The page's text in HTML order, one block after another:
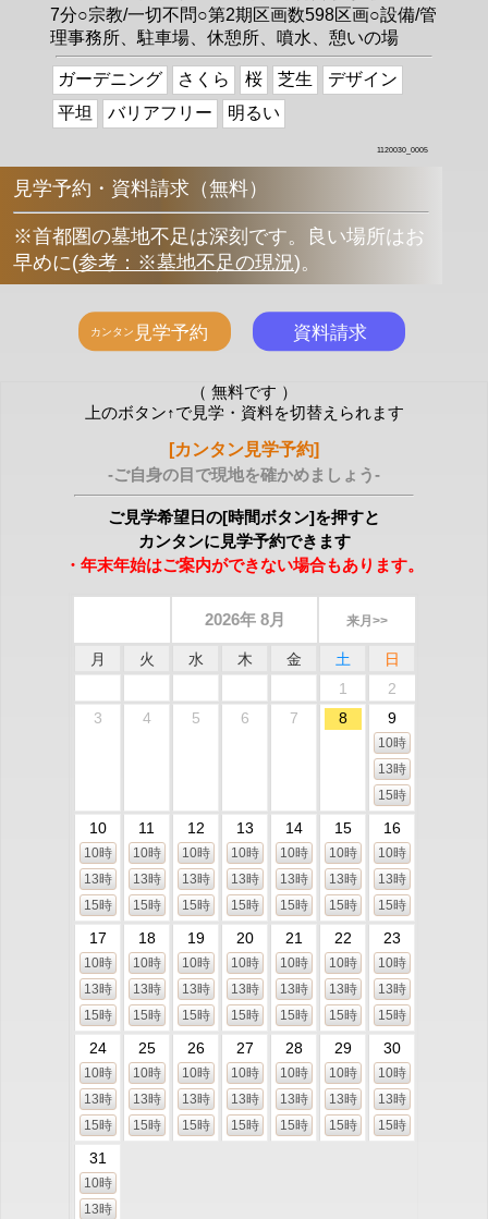
7分○宗教/一切不問○第2期区画数598区画○設備/管
理事務所、駐車場、休憩所、噴水、憩いの場
ガーデニング さくら 桜 芝生
デザイン
平坦
バリアフリー 明るい
1120030_0005
見学予約・資料請求（無料）
※首都圏の墓地不足は深刻です。良い場所はお
早めに(参考：※墓地不足の現況)。
（ 無料です ）
上のボタン↑で見学・資料を切替えられます
[カンタン見学予約]
-ご自身の目で現地を確かめましょう-
ご見学希望日の[時間ボタン]を押すと
カンタンに見学予約できます
・年末年始はご案内ができない場合もあります。
2026年 8月 来月>>
月 火 水 木 金 土
日
1
2
3
4 5 6 7 8 9
10時
13時
15時
10
10時
13時
15時
11
10時
13時
15時
12
10時
13時
15時
13
10時
13時
15時
14
10時
13時
15時
15
10時
13時
15時
16
10時
13時
15時
17
10時
13時
15時
18
10時
13時
15時
19
10時
13時
15時
20
10時
13時
15時
21
10時
13時
15時
22
10時
13時
15時
23
10時
13時
15時
24
10時
13時
15時
25
10時
13時
15時
26
10時
13時
15時
27
10時
13時
15時
28
10時
13時
15時
29
10時
13時
15時
30
10時
13時
15時
31
10時
13時